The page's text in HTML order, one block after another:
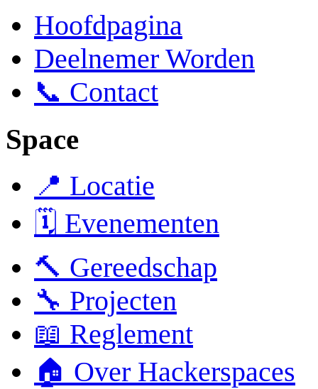
Hoofdpagina
Deelnemer Worden
📞 Contact
Space
📍 Locatie
🗓️ Evenementen
🔨 Gereedschap
🔧 Projecten
📖 Reglement
🏠 Over Hackerspaces